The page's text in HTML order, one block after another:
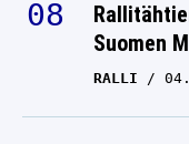
Suomen
RALLI